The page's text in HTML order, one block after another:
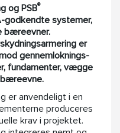
og PSB®
godkendte systemer,
bæreevner.
armering er
gennemloknings-
fundamenter, vægge
er anvendeligt i en
produceres
krav i projektet.